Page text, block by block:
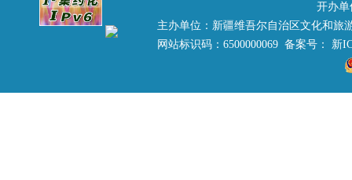
开办单
主办单位：新疆维吾尔自治区文化和
网站标识码：6500000069 备案号： 新